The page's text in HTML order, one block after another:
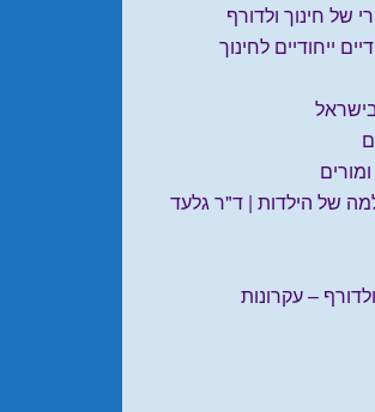
של חינוך ולדורף
ייחודיים לחינוך
של הילדות | ד"ר גלעד
– עקרונות